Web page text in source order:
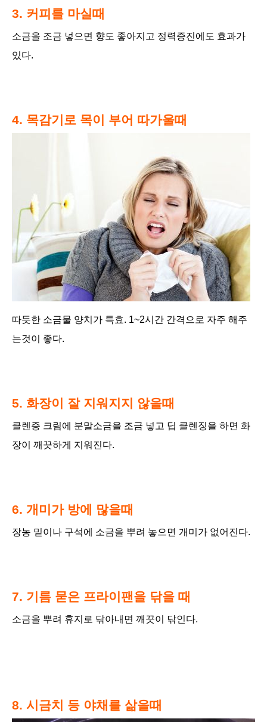
3. 커피를 마실때
소금을 조금 넣으면 향도 좋아지고 정력증진에도 효과가
있다.
4. 목감기로 목이 부어 따가울때
따듯한 소금물 양치가 특효. 1~2시간 간격으로 자주 해주
는것이 좋다.
5. 화장이 잘 지워지지 않을때
클렌증 크림에 분말소금을 조금 넣고 딥 클렌징을 하면 화
장이 깨끗하게 지워진다.
6. 개미가 방에 많을때
장농 밑이나 구석에 소금을 뿌려 놓으면 개미가 없어진다.
7. 기름 묻은 프라이팬을 닦을 때
소금을 뿌려 휴지로 닦아내면 깨끗이 닦인다.
8. 시금치 등 야채를 삶을때